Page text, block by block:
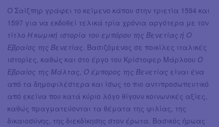
Ο Σαίξπηρ γράφει το κείμενο κάπου στην τριετία 1594 και
1597 για να εκδοθεί τελικά τρία χρόνια αργότερα με τον
τίτλο Η κωμική ιστορία του εμπόρου της Βενετίας ή Ο
Εβραίος της Βενετίας . Βασιζόμενος σε ποικίλες ιταλικές
ιστορίες, καθώς και στο έργο του Κρίστοφερ Μάρλοου Ο
Εβραίος της Μάλτας, Ο έμπορος της Βενετίας είναι ένα
από τα δημοφιλέστερα και ίσως το πιο αντιπροσωπευτικό
από εκείνα που κατά κύριο λόγο θίγουν κοινωνικές αξίες,
καθώς πραγματεύονται τα θέματα της φιλίας, της
δικαιοσύνης, της διεκδίκησης στον έρωτα. Βασικός ήρωας